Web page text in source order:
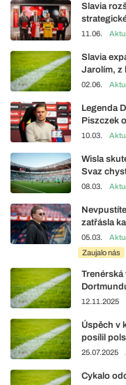
Slavia
11.06.
Slavia
Jarolím, z
02.06.
Legenda
Piszczek
10.03.
Wisla
Svaz
08.03.
zatřásla
05.03.
Zaujalo nás
Trenérská
12.11.2025
Úspěch v
posílil
25.07.2025
Cykalo